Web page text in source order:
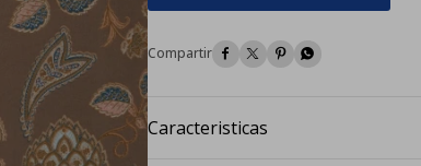
   
Caracteristicas